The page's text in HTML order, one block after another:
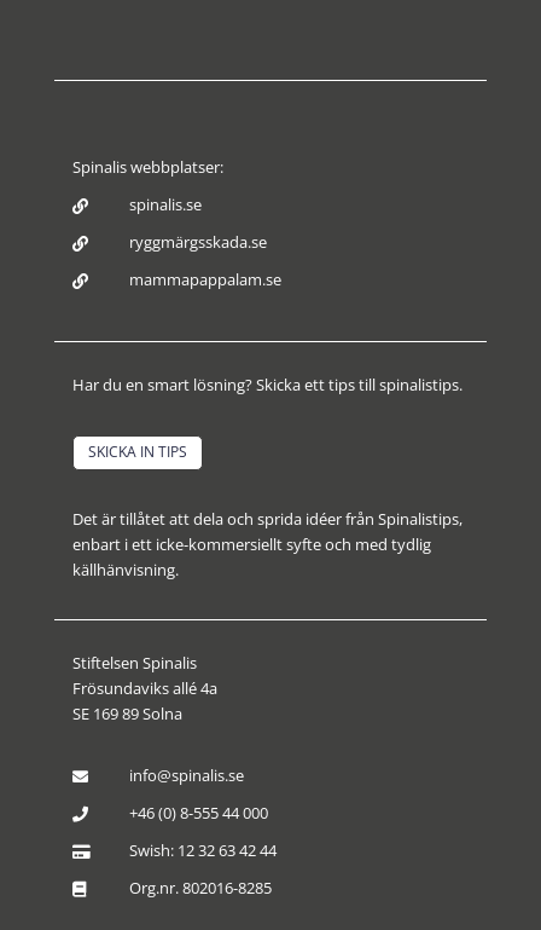
Spinalis webbplatser:
 spinalis.se
 ryggmärgsskada.se
 mammapappalam.se
Har du en smart lösning? Skicka ett tips till spinalistips.
SKICKA IN TIPS
Det är tillåtet att dela och sprida idéer från Spinalistips,
enbart i ett icke-kommersiellt syfte och med tydlig
källhänvisning.
Stiftelsen Spinalis
Frösundaviks allé 4a
SE 169 89 Solna
 info@spinalis.se
 +46 (0) 8-555 44 000
 Swish: 12 32 63 42 44
 Org.nr. 802016-8285